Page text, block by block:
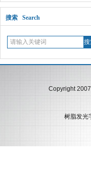
搜索 Search
Copyright
树脂发光